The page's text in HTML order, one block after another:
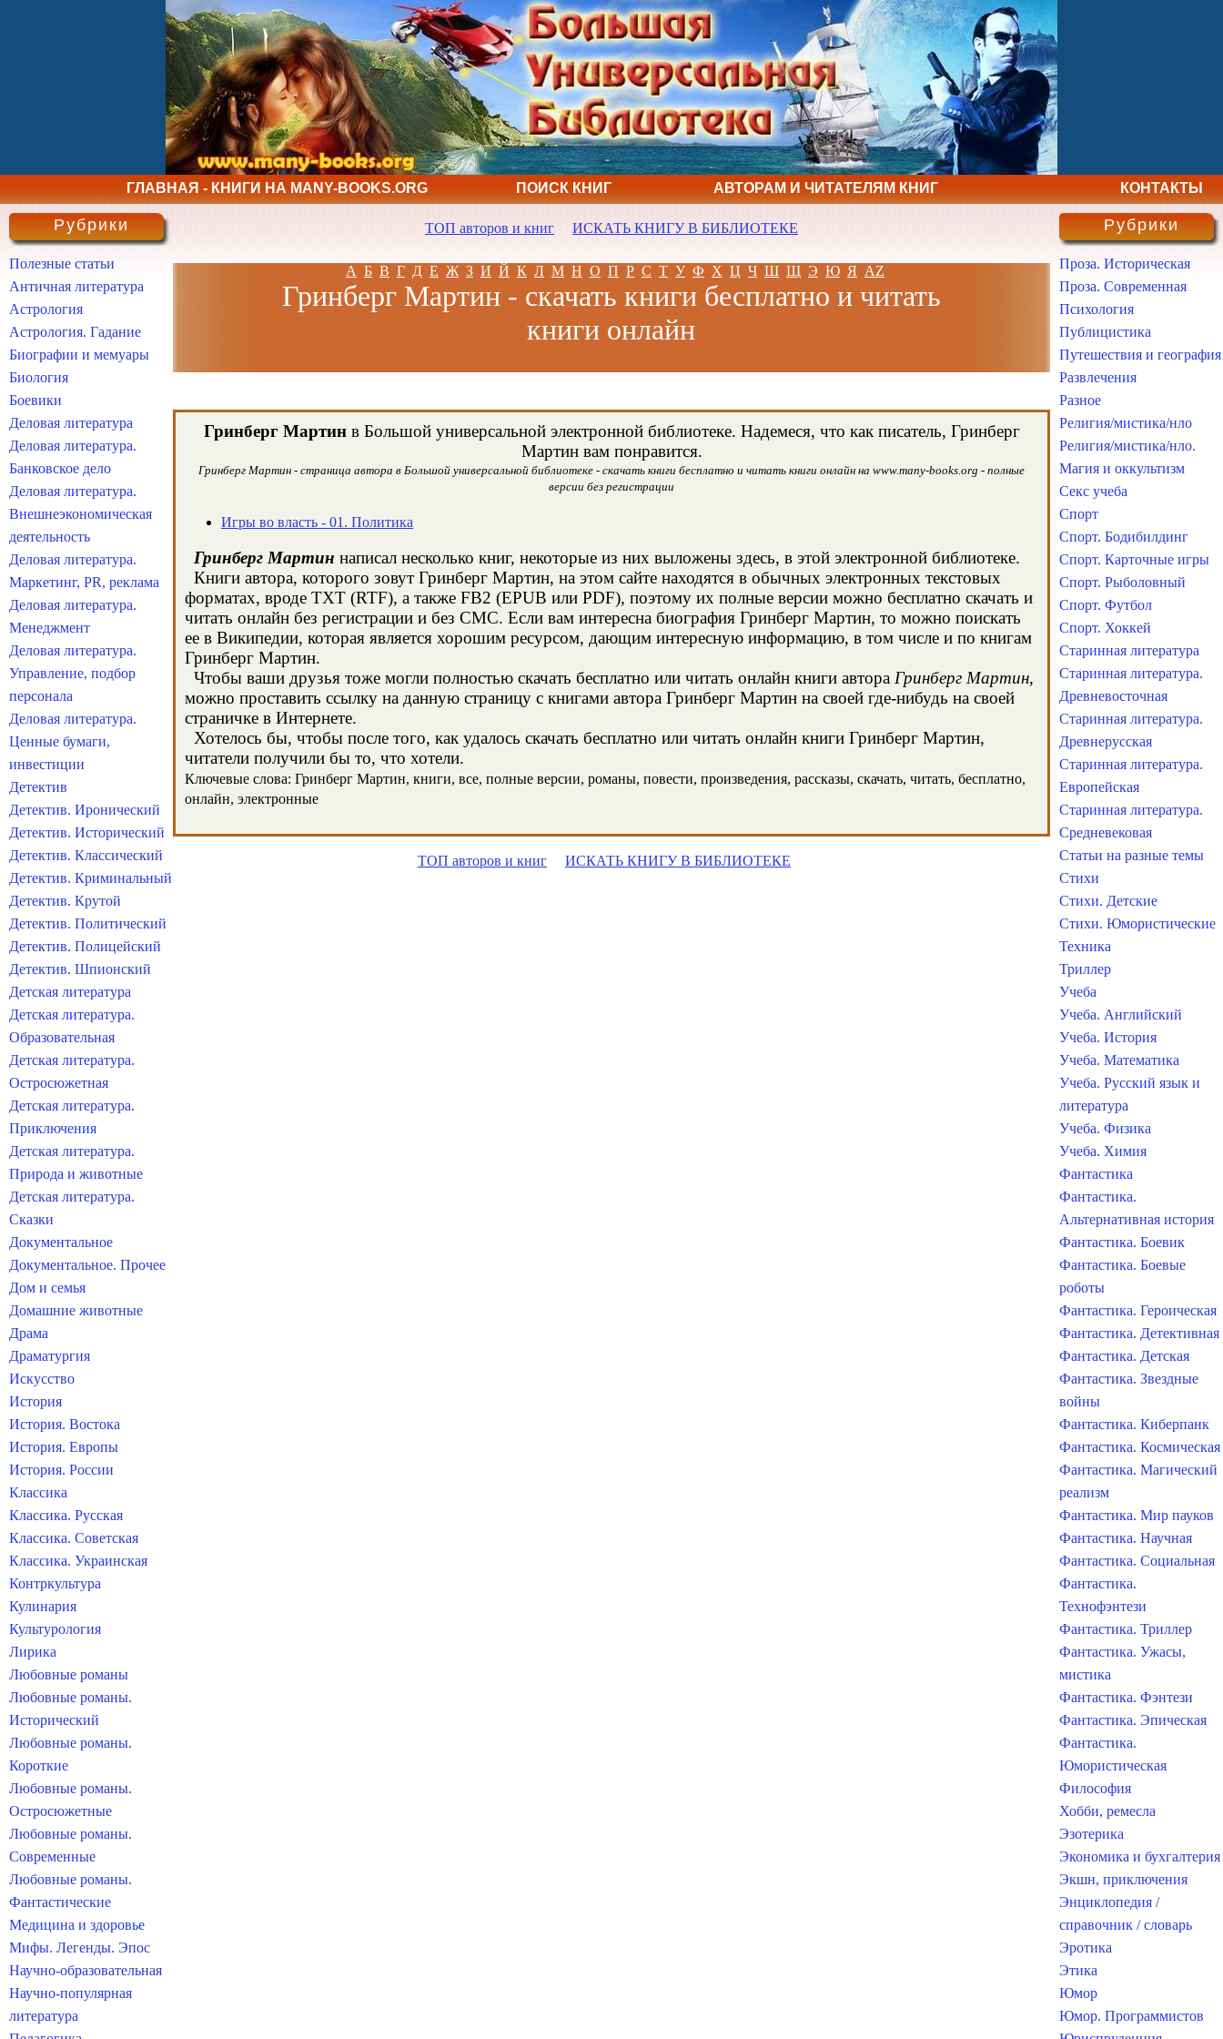
ГЛАВНАЯ - КНИГИ НА MANY-BOOKS.ORG ПОИСК КНИГ АВТОРАМ И ЧИТАТЕЛЯМ КНИГ КОНТАКТЫ
ТОП авторов и книг ИСКАТЬ КНИГУ В БИБЛИОТЕКЕ
А Б В Г Д Е Ж З И Й К Л М Н О П Р С Т У Ф Х Ц Ч Ш Щ Э Ю Я AZ
Гринберг Мартин - скачать книги бесплатно и читать
книги онлайн
Гринберг Мартинв Большой универсальной электронной библиотеке. Надемеся, что как писатель, Гринберг
Мартин вам понравится.
Гринберг Мартин - страница автора в Большой универсальной библиотеке - скачать книги бесплатно и читать книги онлайн на www.many-books.org - полные
версии без регистрации
Игры во власть - 01. Политика
Гринберг Мартин написал несколько книг, некоторые из них выложены здесь, в этой электронной библиотеке.
Книги автора, которого зовут Гринберг Мартин, на этом сайте находятся в обычных электронных текстовых
форматах, вроде TXT (RTF), а также FB2 (EPUB или PDF), поэтому их полные версии можно бесплатно скачать и
читать онлайн без регистрации и без СМС. Если вам интересна биография Гринберг Мартин, то можно поискать
ее в Википедии, которая является хорошим ресурсом, дающим интересную информацию, в том числе и по книгам
Гринберг Мартин.
Чтобы ваши друзья тоже могли полностью скачать бесплатно или читать онлайн книги автора Гринберг Мартин,
можно проставить ссылку на данную страницу с книгами автора Гринберг Мартин на своей где-нибудь на своей
страничке в Интернете.
Хотелось бы, чтобы после того, как удалось скачать бесплатно или читать онлайн книги Гринберг Мартин,
читатели получили бы то, что хотели.
Ключевые слова: Гринберг Мартин, книги, все, полные версии, романы, повести, произведения, рассказы, скачать, читать, бесплатно,
онлайн, электронные
ТОП авторов и книг ИСКАТЬ КНИГУ В БИБЛИОТЕКЕ
Рубрики
Полезные статьи
Античная литература
Астрология
Астрология. Гадание
Биографии и мемуары
Биология
Боевики
Деловая литература
Деловая литература.
Банковское дело
Деловая литература.
Внешнеэкономическая
деятельность
Деловая литература.
Маркетинг, PR, реклама
Деловая литература.
Менеджмент
Деловая литература.
Управление, подбор
персонала
Деловая литература.
Ценные бумаги,
инвестиции
Детектив
Детектив. Иронический
Детектив. Исторический
Детектив. Классический
Детектив. Криминальный
Детектив. Крутой
Детектив. Политический
Детектив. Полицейский
Детектив. Шпионский
Детская литература
Детская литература.
Образовательная
Детская литература.
Остросюжетная
Детская литература.
Приключения
Детская литература.
Природа и животные
Детская литература.
Сказки
Документальное
Документальное. Прочее
Дом и семья
Домашние животные
Драма
Драматургия
Искусство
История
История. Востока
История. Европы
История. России
Классика
Классика. Русская
Классика. Советская
Классика. Украинская
Контркультура
Кулинария
Культурология
Лирика
Любовные романы
Любовные романы.
Исторический
Любовные романы.
Короткие
Любовные романы.
Остросюжетные
Любовные романы.
Современные
Любовные романы.
Фантастические
Медицина и здоровье
Мифы. Легенды. Эпос
Научно-образовательная
Научно-популярная
литература
Рубрики
Проза. Историческая
Проза. Современная
Психология
Публицистика
Путешествия и география
Развлечения
Разное
Религия/мистика/нло
Религия/мистика/нло.
Магия и оккультизм
Секс учеба
Спорт
Спорт. Бодибилдинг
Спорт. Карточные игры
Спорт. Рыболовный
Спорт. Футбол
Спорт. Хоккей
Старинная литература
Старинная литература.
Древневосточная
Старинная литература.
Древнерусская
Старинная литература.
Европейская
Старинная литература.
Средневековая
Статьи на разные темы
Стихи
Стихи. Детские
Стихи. Юмористические
Техника
Триллер
Учеба
Учеба. Английский
Учеба. История
Учеба. Математика
Учеба. Русский язык и
литература
Учеба. Физика
Учеба. Химия
Фантастика
Фантастика.
Альтернативная история
Фантастика. Боевик
Фантастика. Боевые
роботы
Фантастика. Героическая
Фантастика. Детективная
Фантастика. Детская
Фантастика. Звездные
войны
Фантастика. Киберпанк
Фантастика. Космическая
Фантастика. Магический
реализм
Фантастика. Мир пауков
Фантастика. Научная
Фантастика. Социальная
Фантастика.
Технофэнтези
Фантастика. Триллер
Фантастика. Ужасы,
мистика
Фантастика. Фэнтези
Фантастика. Эпическая
Фантастика.
Юмористическая
Философия
Хобби, ремесла
Эзотерика
Экономика и бухгалтерия
Экшн, приключения
Энциклопедия /
справочник / словарь
Эротика
Этика
Юмор
Юмор. Программистов